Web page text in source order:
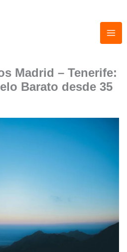
Madrid – Tenerife:
Barato desde 35